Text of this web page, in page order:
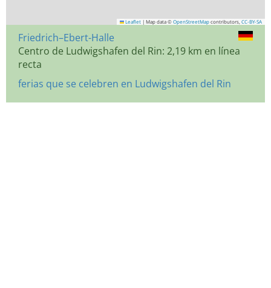
Leaflet | Map data © OpenStreetMap contributors, CC-BY-SA
Friedrich–Ebert-Halle
Centro de Ludwigshafen del Rin: 2,19 km en línea
recta
ferias que se celebren en Ludwigshafen del Rin